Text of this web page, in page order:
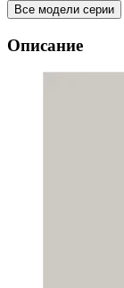
Все модели серии
Описание